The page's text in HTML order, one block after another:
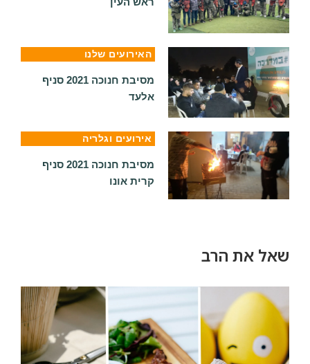
האירועים שלנו
מסיבת חנוכה 2021 סניף
אלעד
אירועים וגלריה
מסיבת חנוכה 2021 סניף
קרית אונו
שאל את הרב